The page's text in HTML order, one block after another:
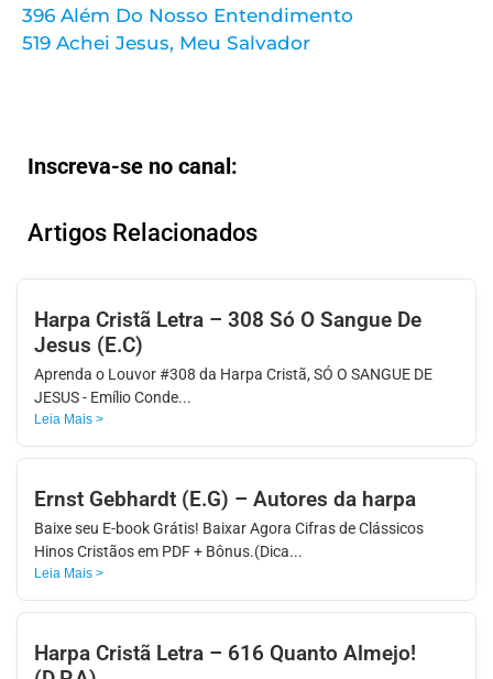
AUTORES
WINDOWS
396 Além Do Nosso Entendimento
519 Achei Jesus, Meu Salvador
Inscreva-se no canal:
Artigos Relacionados
Harpa Cristã Letra – 308 Só O Sangue De
Jesus (E.C)
Aprenda o Louvor #308 da Harpa Cristã, SÓ O SANGUE DE
JESUS - Emílio Conde...
Leia Mais >
Ernst Gebhardt (E.G) – Autores da harpa
Baixe seu E-book Grátis! Baixar Agora Cifras de Clássicos
Hinos Cristãos em PDF + Bônus.(Dica...
Leia Mais >
Harpa Cristã Letra – 616 Quanto Almejo!